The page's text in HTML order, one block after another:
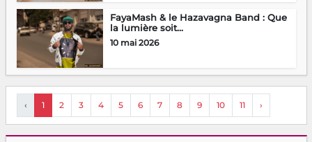
FayaMash & le Hazavagna Band : Que
la lumière soit...
10 mai 2026
‹ 1 2 3 4 5 6 7 8 9 10 11 ›